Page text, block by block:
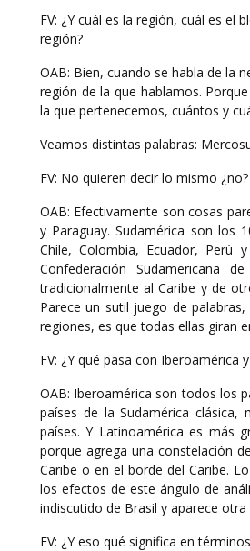
FV: ¿Y cuál es la región, cuál es el
región?
OAB: Bien, cuando se habla de la
región de la que hablamos.
la que pertenecemos, cuántos y
Veamos distintas palabras:
FV: No quieren decir lo mismo
OAB: Efectivamente son cosas
y Paraguay. Sudamérica son los
Chile, Colombia, Ecuador, Perú
Confederación Sudamericana
tradicionalmente al Caribe y de
Parece un sutil juego de
regiones, es que todas ellas giran
FV: ¿Y qué pasa con Iberoamérica
OAB: Iberoamérica son todos los
países de la Sudamérica
países. Y Latinoamérica es más
porque agrega una constelación
Caribe o en el borde del Caribe.
los efectos de este ángulo de
indiscutido de Brasil y aparece
FV: ¿Y eso qué significa en